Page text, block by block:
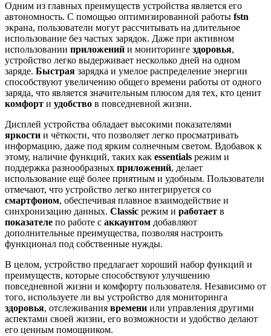
Одним из главных преимуществ устройства является его
автономность. С помощью оптимизированной работы fstn
экрана, пользователи могут рассчитывать на длительное
использование без частых зарядок. Даже при активном
использовании приложений и мониторинге здоровья,
устройство легко выдерживает несколько дней на одном
заряде. Быстрая зарядка и умелое распределение энергии
способствуют увеличению общего времени работы от одного
заряда, что является значительным плюсом для тех, кто ценит
комфорт и удобство в повседневной жизни.
Дисплей устройства обладает высокими показателями
яркости и чёткости, что позволяет легко просматривать
информацию, даже под ярким солнечным светом. Вдобавок к
этому, наличие функций, таких как essentials режим и
поддержка разнообразных приложений, делает
использование ещё более приятным и удобным. Пользователи
отмечают, что устройство легко интегрируется со
смартфоном, обеспечивая плавное взаимодействие и
синхронизацию данных. Classic режим и работает в
показателе по работе с аккаунтом добавляют
дополнительные преимущества, позволяя настроить
функционал под собственные нужды.
В целом, устройство предлагает хороший набор функций и
преимуществ, которые способствуют улучшению
повседневной жизни и комфорту пользователя. Независимо от
того, используете ли вы устройство для мониторинга
здоровья, отслеживания времени или управления другими
аспектами своей жизни, его возможности и удобство делают
его ценным помощником.